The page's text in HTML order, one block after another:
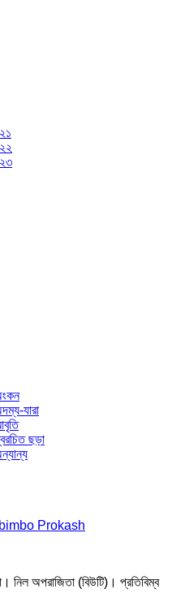
যারা
ছড়া
নিল অপরাজিতা (বিউটি)। প্রতিবিম্ব